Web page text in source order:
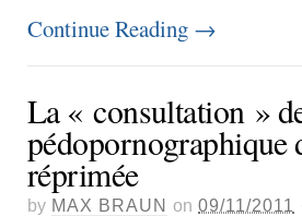
Continue Reading →
La « consultation »
pédopornographique
réprimée
by MAX BRAUN on 09/11/2011